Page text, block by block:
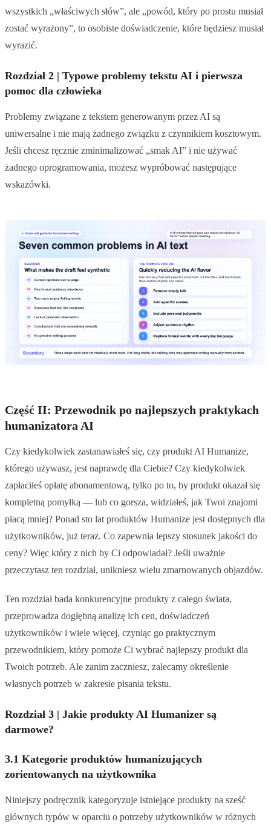
wszystkich „właściwych słów”, ale „powód, który po prostu musiał
zostać wyrażony”, to osobiste doświadczenie, które będziesz musiał
wyrazić.
Rozdział 2 | Typowe problemy tekstu AI i pierwsza
pomoc dla człowieka
Problemy związane z tekstem generowanym przez AI są
uniwersalne i nie mają żadnego związku z czynnikiem kosztowym.
Jeśli chcesz ręcznie zminimalizować „smak AI” i nie używać
żadnego oprogramowania, możesz wypróbować następujące
wskazówki.
Część II: Przewodnik po najlepszych praktykach
humanizatora AI
Czy kiedykolwiek zastanawiałeś się, czy produkt AI Humanize,
którego używasz, jest naprawdę dla Ciebie? Czy kiedykolwiek
zapłaciłeś opłatę abonamentową, tylko po to, by produkt okazał się
kompletną pomyłką — lub co gorsza, widziałeś, jak Twoi znajomi
płacą mniej? Ponad sto lat produktów Humanize jest dostępnych dla
użytkowników, już teraz. Co zapewnia lepszy stosunek jakości do
ceny? Więc który z nich by Ci odpowiadał? Jeśli uważnie
przeczytasz ten rozdział, unikniesz wielu zmarnowanych objazdów.
Ten rozdział bada konkurencyjne produkty z całego świata,
przeprowadza dogłębną analizę ich cen, doświadczeń
użytkowników i wiele więcej, czyniąc go praktycznym
przewodnikiem, który pomoże Ci wybrać najlepszy produkt dla
Twoich potrzeb. Ale zanim zaczniesz, zalecamy określenie
własnych potrzeb w zakresie pisania tekstu.
Rozdział 3 | Jakie produkty AI Humanizer są
darmowe?
3.1 Kategorie produktów humanizujących
zorientowanych na użytkownika
Niniejszy podręcznik kategoryzuje istniejące produkty na sześć
głównych typów w oparciu o potrzeby użytkowników w różnych